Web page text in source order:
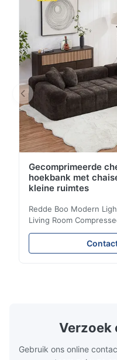
comfort en ingebouwde
Gecomprimeerde
hoekbank met
kleine ruimtes
Redde Boo Modern
Living Room
Lounge Product
soft sectional sofa
spaces, featuring a
Verzoek
Gebruik ons online